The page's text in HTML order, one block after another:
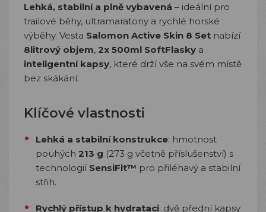
Lehká, stabilní a plně vybavená – ideální pro
trailové běhy, ultramaratony a rychlé horské
výběhy. Vesta Salomon Active Skin 8 Set nabízí
8litrový objem, 2x 500ml SoftFlasky a
inteligentní kapsy, které drží vše na svém místě
bez skákání.
Klíčové vlastnosti
Lehká a stabilní konstrukce: hmotnost
pouhých 213 g (273 g včetně příslušenství) s
technologií SensiFit™ pro přiléhavý a stabilní
střih.
Rychlý přístup k hydrataci: dvě přední kapsy